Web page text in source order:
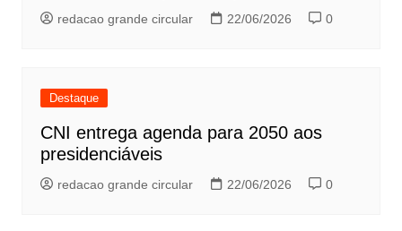
redacao grande circular 22/06/2026 0
Destaque
CNI entrega agenda para 2050 aos
presidenciáveis
redacao grande circular 22/06/2026 0